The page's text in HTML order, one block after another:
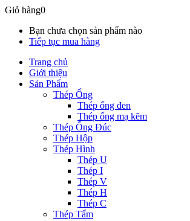
Giỏ hàng0
Bạn chưa chọn sản phẩm nào
Tiếp tục mua hàng
Trang chủ
Giới thiệu
Sản Phẩm
Thép Ống
Thép ống đen
Thép ống mạ kẽm
Thép Ống Đúc
Thép Hộp
Thép Hình
Thép U
Thép I
Thép V
Thép H
Thép C
Thép Tấm